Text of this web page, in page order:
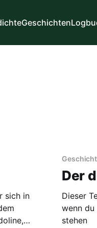
Geschichten
sich in
Der
Dieser
wenn du
stehen